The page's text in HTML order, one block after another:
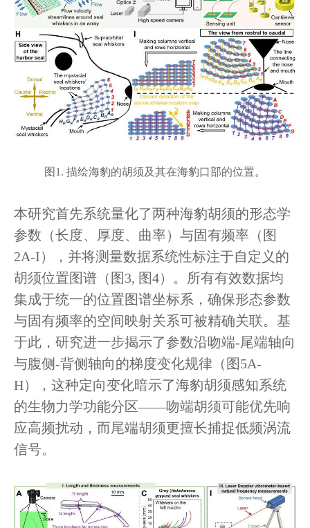
图1. 描绘海豹的胡须及其在海豹口部的位置。
本研究首先系统量化了两种海豹胡须的形态学
参数（长度、厚度、曲率）与固有频率（图
2A-I），并将测量数据系统性标注于自定义的
胡须位置图谱（图3, 图4）。所有有效数据均
集成于统一的位置图谱坐标系，确保形态参数
与固有频率的空间映射关系可被精确关联。基
于此，研究进一步揭示了参数沿吻端-尾端轴向
与腹侧-背侧轴向的梯度变化规律（图5A-
H），这种定向变化暗示了海豹胡须感知系统
的生物力学功能分区——吻端胡须可能优先响
应高频扰动，而尾端胡须更擅长捕捉低频涡流
信号。